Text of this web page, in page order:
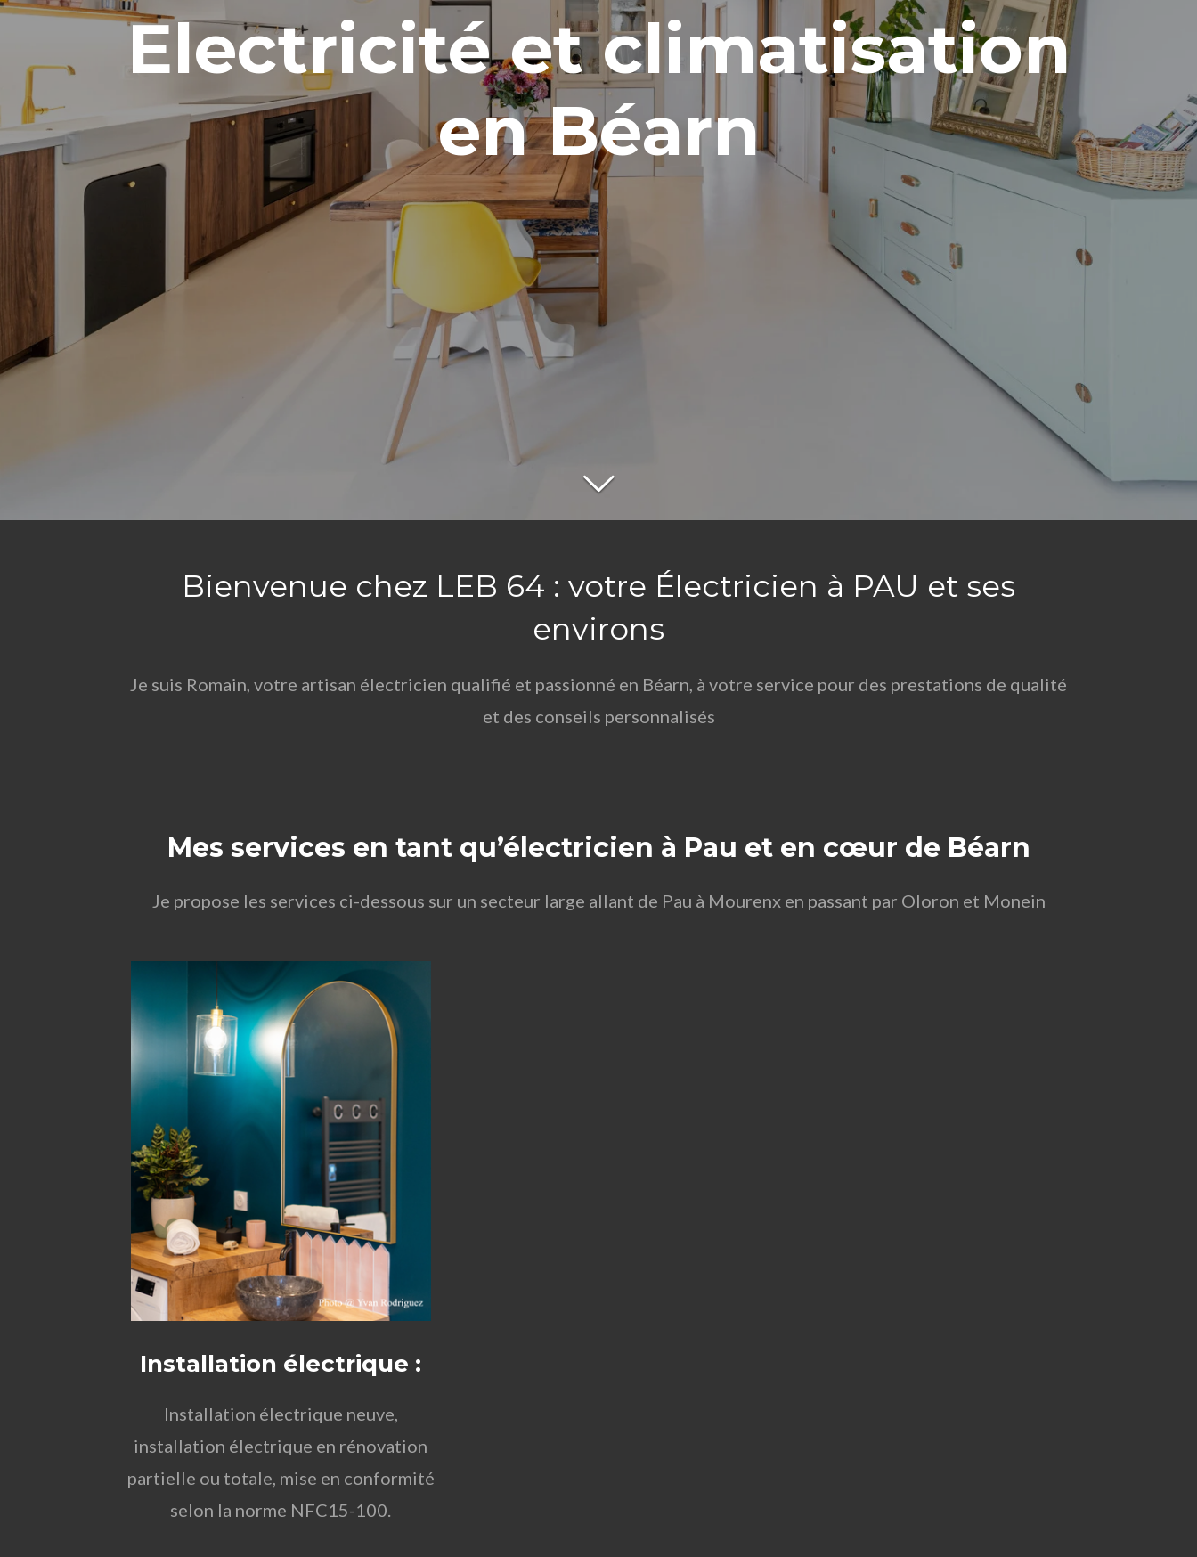
Electricité et climatisation
en Béarn
Bienvenue chez LEB 64 : votre Électricien à PAU et ses
environs
Je suis Romain, votre artisan électricien qualifié et passionné en Béarn, à votre service pour des prestations de qualité
et des conseils personnalisés
Mes services en tant qu’électricien à Pau et en cœur de Béarn
Je propose les services ci-dessous sur un secteur large allant de Pau à Mourenx en passant par Oloron et Monein
Installation électrique :
Installation électrique neuve,
installation électrique en rénovation
partielle ou totale, mise en conformité
selon la norme NFC15-100.